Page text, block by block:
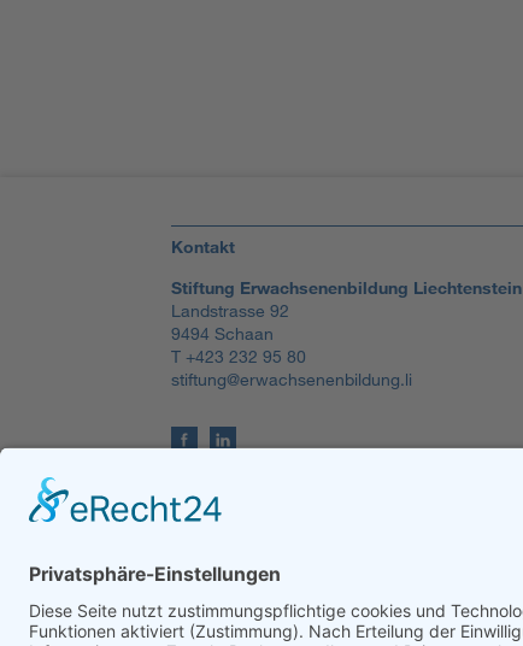
Kontakt
Stiftung Erwachsenenbildung Liechtenstein
Landstrasse 92
9494 Schaan
T +423 232 95 80
stiftung@erwachsenenbildung.li